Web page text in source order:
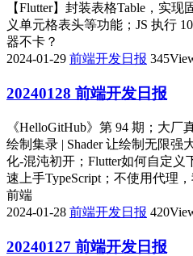
【Flutter】封装表格Table，实
义单元格表头等功能；JS 执行
器不卡？
2024-01-29 前端开发日报
20240128 前端开发日报
《HelloGitHub》第 94 期；大厂
绘制集录 | Shader 让绘制无限强
化-混沌初开；Flutter如何自定义
速上手TypeScript；不使用代理
前端
2024-01-28 前端开发日报
20240127 前端开发日报